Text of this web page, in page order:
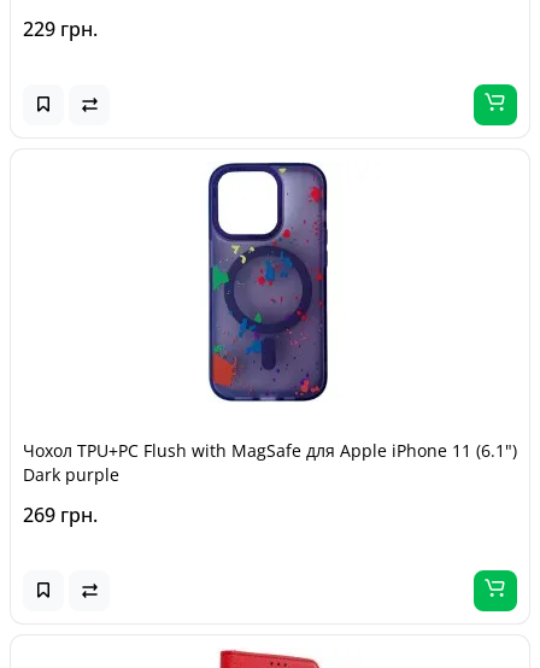
229 грн.
Чохол TPU+PC Flush with MagSafe для Apple iPhone 11 (6.1")
Dark purple
269 грн.